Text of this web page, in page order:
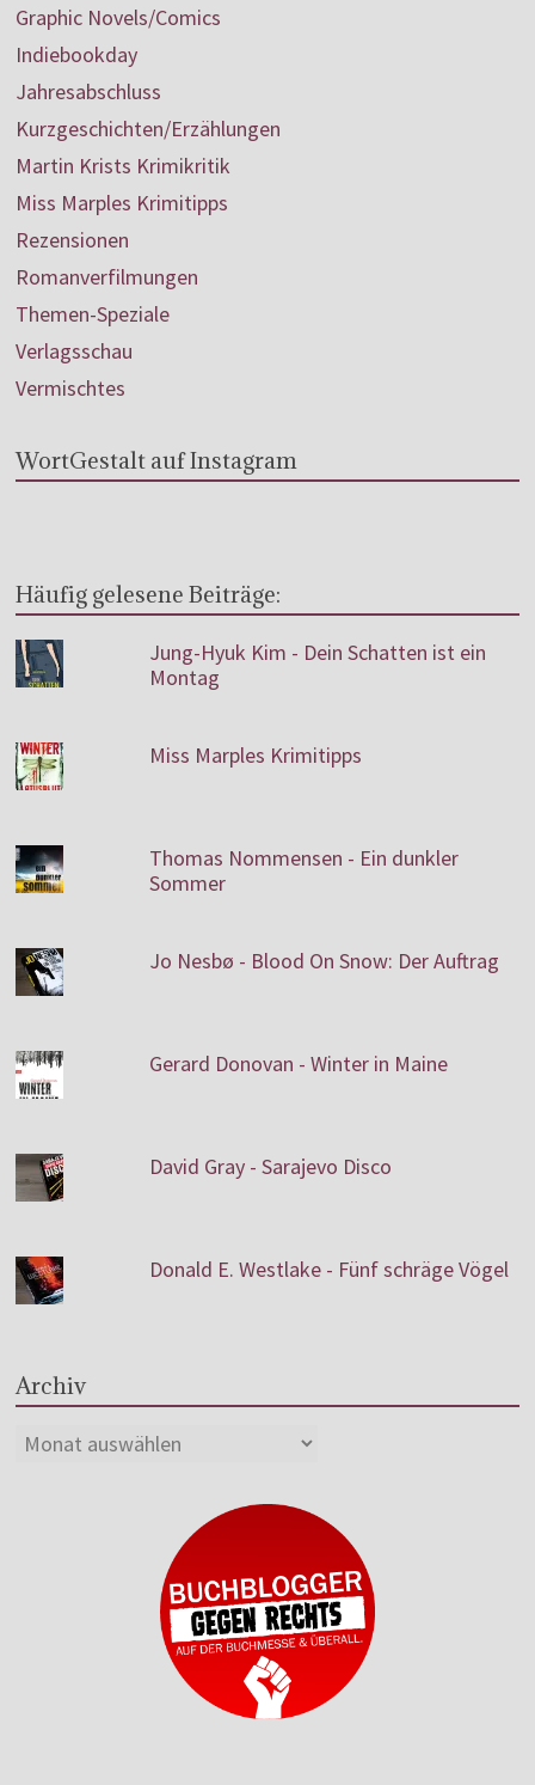
Graphic Novels/Comics
Indiebookday
Jahresabschluss
Kurzgeschichten/Erzählungen
Martin Krists Krimikritik
Miss Marples Krimitipps
Rezensionen
Romanverfilmungen
Themen-Speziale
Verlagsschau
Vermischtes
WortGestalt auf Instagram
Häufig gelesene Beiträge:
Jung-Hyuk Kim - Dein Schatten ist ein
Montag
Miss Marples Krimitipps
Thomas Nommensen - Ein dunkler
Sommer
Jo Nesbø - Blood On Snow: Der Auftrag
Gerard Donovan - Winter in Maine
David Gray - Sarajevo Disco
Donald E. Westlake - Fünf schräge Vögel
Archiv